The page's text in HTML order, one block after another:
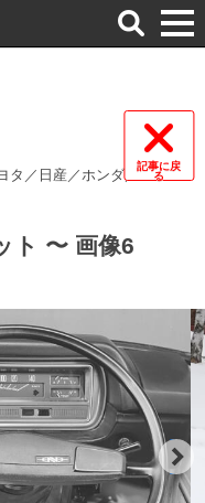
検
索
記事に戻
る
タ／日産／ホンダ／WEB
ト 〜 画像6